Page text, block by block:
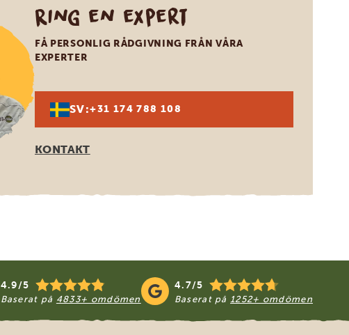
Ring en expert
FÅ PERSONLIG RÅDGIVNING FRÅN VÅRA
EXPERTER
SV:+31 174 788 108
KONTAKT
4.9/5
Baserat på 4833+ omdömen
4.7/5
Baserat på 1252+ omdömen